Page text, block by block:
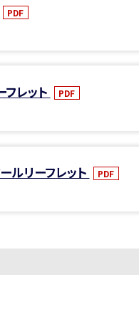
PDF
レット
PDF
ルリーフレット
PDF